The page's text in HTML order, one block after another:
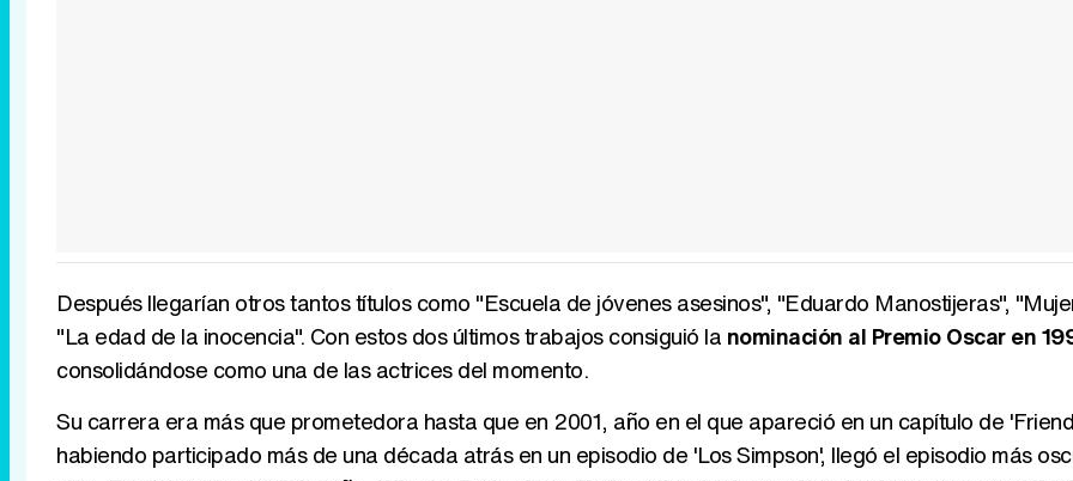
Después llegarían otros tantos títulos como "Escuela de jóvenes asesinos", "Eduardo Manostijeras",
"La edad de la inocencia". Con estos dos últimos trabajos consiguió la nominación al Premio Oscar en
consolidándose como una de las actrices del momento.
Su carrera era más que prometedora hasta que en 2001, año en el que apareció en un capítulo de
habiendo participado más de una década atrás en un episodio de 'Los Simpson', llegó el episodio más